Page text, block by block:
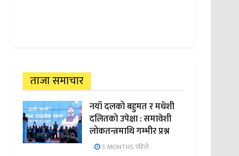
ताजा समाचार
नयाँ दलको बहुमत र मधेशी
दलितको उपेक्षा : समावेशी
लोकतन्त्रमाथि गम्भीर प्रश्न
5 MONTHS पहिले